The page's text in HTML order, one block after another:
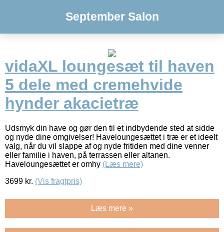
September Salon
vidaXL loungesæt til haven
5 dele med cremehvide
hynder akacietræ
Udsmyk din have og gør den til et indbydende sted at sidde
og nyde dine omgivelser! Haveloungesættet i træ er et ideelt
valg, når du vil slappe af og nyde fritiden med dine venner
eller familie i haven, på terrassen eller altanen.
Haveloungesættet er omhy (Læs mere)
3699 kr. (Vis fragtpris)
Læs mere »